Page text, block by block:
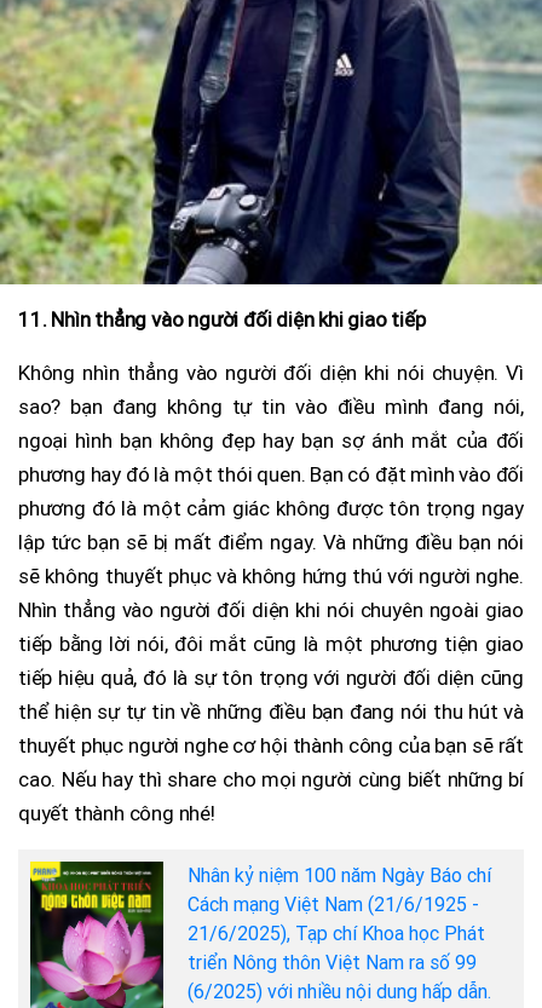
11. Nhìn thẳng vào người đối diện khi giao tiếp
Không nhìn thẳng vào người đối diện khi nói chuyện. Vì
sao? bạn đang không tự tin vào điều mình đang nói,
ngoại hình bạn không đẹp hay bạn sợ ánh mắt của đối
phương hay đó là một thói quen. Bạn có đặt mình vào đối
phương đó là một cảm giác không được tôn trọng ngay
lập tức bạn sẽ bị mất điểm ngay. Và những điều bạn nói
sẽ không thuyết phục và không hứng thú với người nghe.
Nhìn thẳng vào người đối diện khi nói chuyên ngoài giao
tiếp bằng lời nói, đôi mắt cũng là một phương tiện giao
tiếp hiệu quả, đó là sự tôn trọng với người đối diện cũng
thể hiện sự tự tin về những điều bạn đang nói thu hút và
thuyết phục người nghe cơ hội thành công của bạn sẽ rất
cao. Nếu hay thì share cho mọi người cùng biết những bí
quyết thành công nhé!
Nhân kỷ niệm 100 năm Ngày Báo chí
Cách mạng Việt Nam (21/6/1925 -
21/6/2025), Tạp chí Khoa học Phát
triển Nông thôn Việt Nam ra số 99
(6/2025) với nhiều nội dung hấp dẫn.